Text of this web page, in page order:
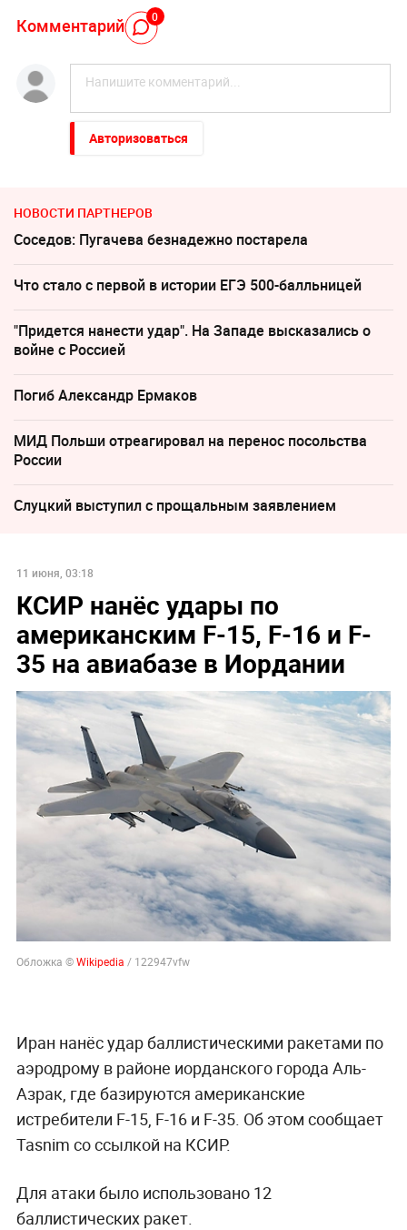
Комментарий 0
Авторизоваться
НОВОСТИ ПАРТНЕРОВ
Соседов: Пугачева безнадежно постарела
Что стало с первой в истории ЕГЭ 500-балльницей
"Придется нанести удар". На Западе высказались о
войне с Россией
Погиб Александр Ермаков
МИД Польши отреагировал на перенос посольства
России
Слуцкий выступил с прощальным заявлением
11 июня, 03:18
КСИР нанёс удары по
американским F-15, F-16 и F-
35 на авиабазе в Иордании
Обложка ©Wikipedia / 122947vfw
Иран нанёс удар баллистическими ракетами по
аэродрому в районе иорданского города Аль-
Азрак, где базируются американские
истребители F-15, F-16 и F-35. Об этом сообщает
Tasnim со ссылкой на КСИР.
Для атаки было использовано 12
баллистических ракет.